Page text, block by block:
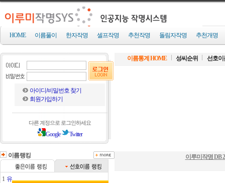
HOME 이름풀이 한자작명 셀프작명 추천작명 돌림자작명 추천개명
아이디/비밀번호 찾기
회원가입하기
다른 계정으로 로그인하세요
Google Twitter
이름랭킹
1 유
이름통계 HOME 성씨순위 선호
이루미작명 DB